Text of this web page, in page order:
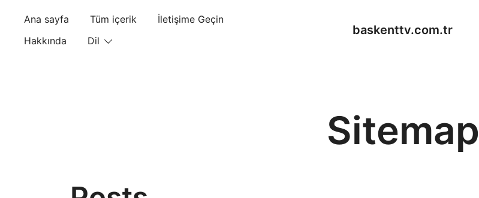
content
Ana sayfa Tüm içerik
İletişime Geçin
Hakkında
Dil
baskenttv.com.tr
Sitemap